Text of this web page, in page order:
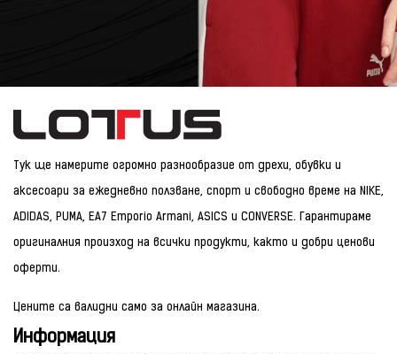
Тук ще намерите огромно разнообразие от дрехи, обувки и
аксесоари за ежедневно ползване, спорт и свободно време на NIKE,
ADIDAS, PUMA, EA7 Emporio Armani, ASICS и CONVERSE. Гарантираме
оригиналния произход на всички продукти, както и добри ценови
оферти.
Цените са валидни само за онлайн магазина.
Информация